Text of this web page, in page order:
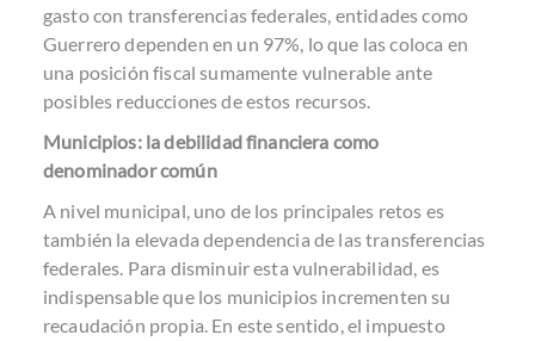
gasto con transferencias federales, entidades como
Guerrero dependen en un 97%, lo que las coloca en
una posición fiscal sumamente vulnerable ante
posibles reducciones de estos recursos.
Municipios: la debilidad financiera como
denominador común
A nivel municipal, uno de los principales retos es
también la elevada dependencia de las transferencias
federales. Para disminuir esta vulnerabilidad, es
indispensable que los municipios incrementen su
recaudación propia. En este sentido, el impuesto